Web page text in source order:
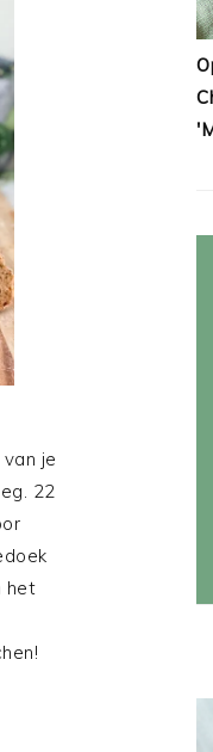
je
22
het